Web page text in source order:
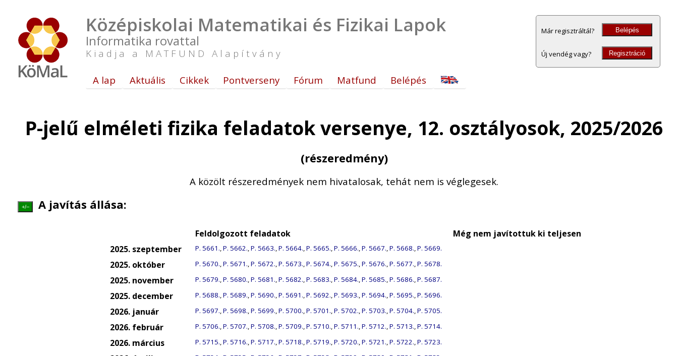
Középiskolai Matematikai és Fizikai Lapok
Informatika rovattal
Kiadja a MATFUND Alapítvány
Már regisztráltál? Belépés
Új vendég vagy? Regisztráció
A lap Aktuális Cikkek Pontverseny Fórum Matfund Belépés
P-jelű elméleti fizika feladatok versenye, 12. osztályosok, 2025/2026
(részeredmény)
A közölt részeredmények nem hivatalosak, tehát nem is véglegesek.
+/– A javítás állása:
Feldolgozott feladatok
Még nem javítottuk ki teljesen
2025. szeptember
P. 5661.,P. 5662.,P. 5663.,P. 5664.,P. 5665.,P. 5666.,P. 5667.,P. 5668.,P. 5669.
2025. október P. 5670.,P. 5671.,P. 5672.,P. 5673.,P. 5674.,P. 5675.,P. 5676.,P. 5677.,P. 5678.
2025. november P. 5679.,P. 5680.,P. 5681.,P. 5682.,P. 5683.,P. 5684.,P. 5685.,P. 5686.,P. 5687.
2025. december P. 5688.,P. 5689.,P. 5690.,P. 5691.,P. 5692.,P. 5693.,P. 5694.,P. 5695.,P. 5696.
2026. január P. 5697.,P. 5698.,P. 5699.,P. 5700.,P. 5701.,P. 5702.,P. 5703.,P. 5704.,P. 5705.
2026. február P. 5706.,P. 5707.,P. 5708.,P. 5709.,P. 5710.,P. 5711.,P. 5712.,P. 5713.,P. 5714.
2026. március P. 5715.,P. 5716.,P. 5717.,P. 5718.,P. 5719.,P. 5720.,P. 5721.,P. 5722.,P. 5723.